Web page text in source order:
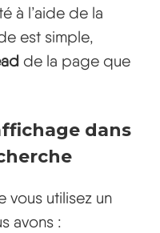
à l’aide de la
est simple,
de la page que
dans
vous utilisez un
avons :